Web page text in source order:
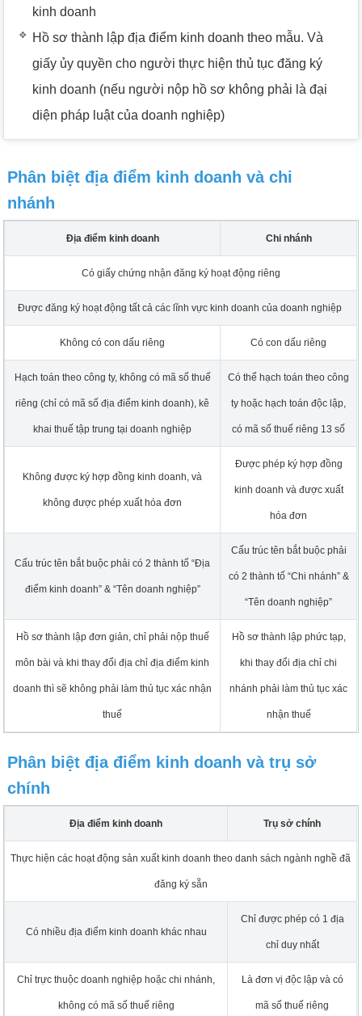
kinh doanh
Hồ sơ thành lập địa điểm kinh doanh theo mẫu. Và
giấy ủy quyền cho người thực hiện thủ tục đăng ký
kinh doanh (nếu người nộp hồ sơ không phải là đại
diện pháp luật của doanh nghiệp)
Phân biệt địa điểm kinh doanh và chi
nhánh
Địa điểm kinh doanh Chi nhánh
Có giấy chứng nhận đăng ký hoạt động riêng
Được đăng ký hoạt động tất cả các lĩnh vực kinh doanh của doanh nghiệp
Không có con dấu riêng Có con dấu riêng
Hạch toán theo công ty, không có mã số thuế
riêng (chỉ có mã số địa điểm kinh doanh), kê
khai thuế tập trung tại doanh nghiệp
Có thể hạch toán theo công
ty hoặc hạch toán độc lập,
có mã số thuế riêng 13 số
Không được ký hợp đồng kinh doanh, và
không được phép xuất hóa đơn
Được phép ký hợp đồng
kinh doanh và được xuất
hóa đơn
Cấu trúc tên bắt buộc phải có 2 thành tố “Địa
điểm kinh doanh” & “Tên doanh nghiệp”
Cấu trúc tên bắt buộc phải
có 2 thành tố “Chi nhánh” &
“Tên doanh nghiệp”
Hồ sơ thành lập đơn giản, chỉ phải nộp thuế
môn bài và khi thay đổi địa chỉ địa điểm kinh
doanh thì sẽ không phải làm thủ tục xác nhận
thuế
Hồ sơ thành lập phức tạp,
khi thay đổi địa chỉ chi
nhánh phải làm thủ tục xác
nhận thuế
Phân biệt địa điểm kinh doanh và trụ sở
chính
Địa điểm kinh doanh Trụ sở chính
Thực hiện các hoạt động sản xuất kinh doanh theo danh sách ngành nghề đã
đăng ký sẵn
Có nhiều địa điểm kinh doanh khác nhau
Chỉ được phép có 1 địa
chỉ duy nhất
Chỉ trực thuộc doanh nghiệp hoặc chi nhánh,
không có mã số thuế riêng
Là đơn vị độc lập và có
mã số thuế riêng